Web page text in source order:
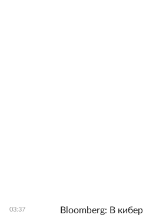
03:37
Bloomberg: В